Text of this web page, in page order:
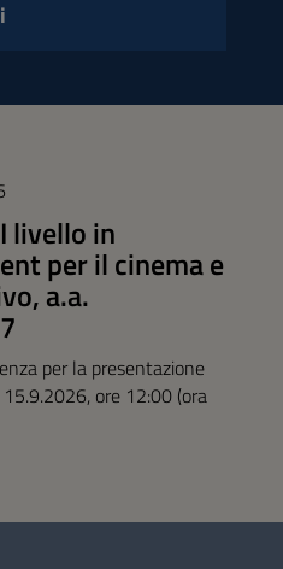
livello in
per il cinema e
a.a.
per la presentazione
ore 12:00 (ora